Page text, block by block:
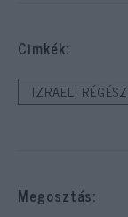
Cimkék:
IZRAELI
Megosztás: